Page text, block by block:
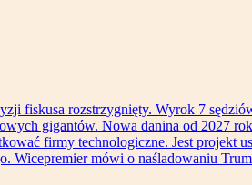
fiskusa rozstrzygnięty. Wyrok 7
gigantów. Nowa danina od 2027
firmy technologiczne. Jest projekt
Wicepremier mówi o naśladowaniu